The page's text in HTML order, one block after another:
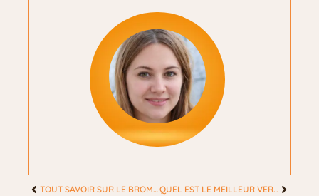
TOUT SAVOIR SUR LE BROMAZÉPAM QUEL EST LE MEILLEUR VERMOUTH ?